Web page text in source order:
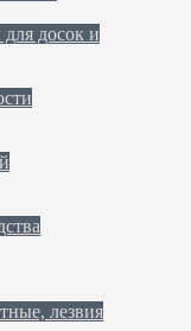
досок и
лезвия